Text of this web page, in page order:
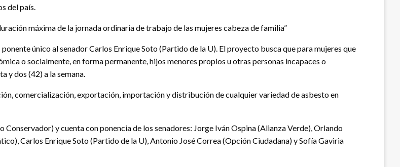
del país.
máxima de la jornada ordinaria de trabajo de las mujeres cabeza de familia”
único al senador Carlos Enrique Soto (Partido de la U). El proyecto busca que para mujeres que
o socialmente, en forma permanente, hijos menores propios u otras personas incapaces o
y dos (42) a la semana.
comercialización, exportación, importación y distribución de cualquier variedad de asbesto en
y cuenta con ponencia de los senadores: Jorge Iván Ospina (Alianza Verde), Orlando
Carlos Enrique Soto (Partido de la U), Antonio José Correa (Opción Ciudadana) y Sofía Gaviria